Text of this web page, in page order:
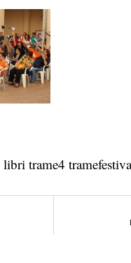
libri trame4